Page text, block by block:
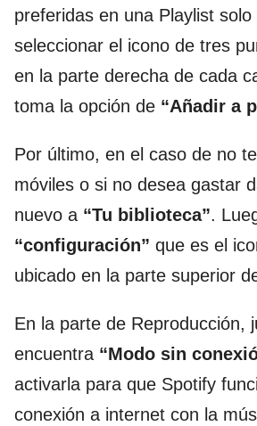
preferidas en una Playlist solo
seleccionar el icono de tres
en la parte derecha de cada
toma la opción de “Añadir a
Por último, en el caso de no
móviles o si no desea gastar
nuevo a “Tu biblioteca”.
“configuración” que es el
ubicado en la parte superior
En la parte de Reproducción,
encuentra “Modo sin
activarla para que Spotify
conexión a internet con la